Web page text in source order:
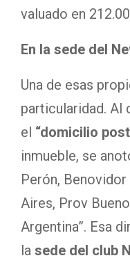
valuado en
En la sede del
Una de esas
particularidad. Al
el “domicilio
inmueble, se
Perón,
Aires, Prov
Argentina”. Esa
la sede del club